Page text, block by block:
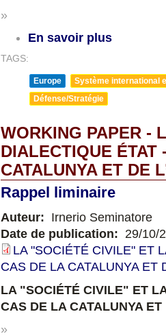
»
En savoir plus
TAGS:
Europe
Système international
Défense/Stratégie
WORKING PAPER -
DIALECTIQUE ÉTAT
CATALUNYA ET DE
Rappel liminaire
Auteur: Irnerio Seminatore
Date de publication: 29/10/
LA "SOCIÉTÉ CIVILE" ET
CAS DE LA CATALUNYA ET
LA "SOCIÉTÉ CIVILE" ET
CAS DE LA CATALUNYA ET
»